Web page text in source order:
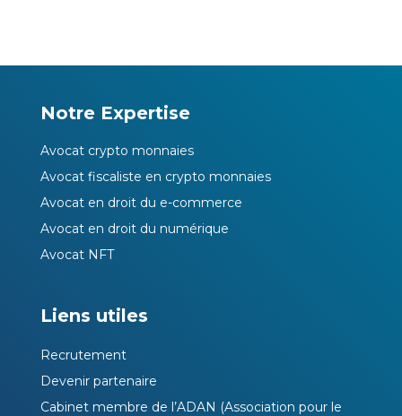
Notre Expertise
Avocat crypto monnaies
Avocat fiscaliste en crypto monnaies
Avocat en droit du e-commerce
Avocat en droit du numérique
Avocat NFT
Liens utiles
Recrutement
Devenir partenaire
Cabinet membre de l’ADAN (Association pour le